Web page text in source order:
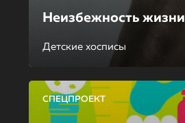
Неизбежность жизни
Детские хосписы
СПЕЦПРОЕКТ